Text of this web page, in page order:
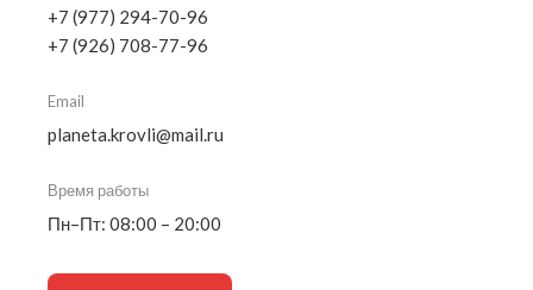
+7 (977) 294-70-96
+7 (926) 708-77-96
Email
planeta.krovli@mail.ru
Время работы
Пн–Пт: 08:00 – 20:00